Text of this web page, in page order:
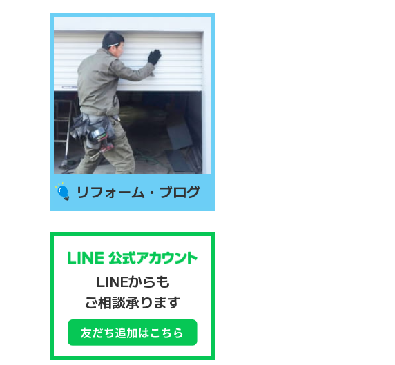
リフォーム・ブログ
LINEからも
ご相談承ります